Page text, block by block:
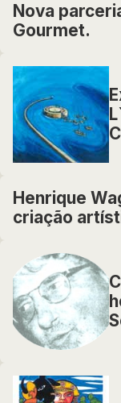
Nova
Gourmet.
Henrique
criação